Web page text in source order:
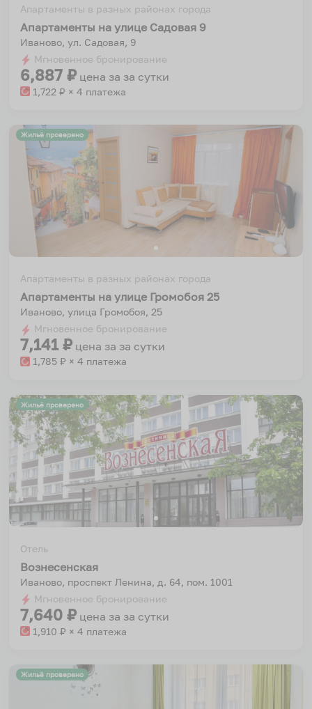
Апартаменты в разных районах города
Апартаменты на улице Садовая 9
Иваново, ул. Садовая, 9
Мгновенное бронирование
6,887 ₽ цена за за сутки
1,722 ₽ × 4 платежа
Жильё проверено
Апартаменты в разных районах города
Апартаменты на улице Громобоя 25
Иваново, улица Громобоя, 25
Мгновенное бронирование
7,141 ₽ цена за за сутки
1,785 ₽ × 4 платежа
Жильё проверено
Отель
Вознесенская
Иваново, проспект Ленина, д. 64, пом. 1001
Мгновенное бронирование
7,640 ₽ цена за за сутки
1,910 ₽ × 4 платежа
Жильё проверено